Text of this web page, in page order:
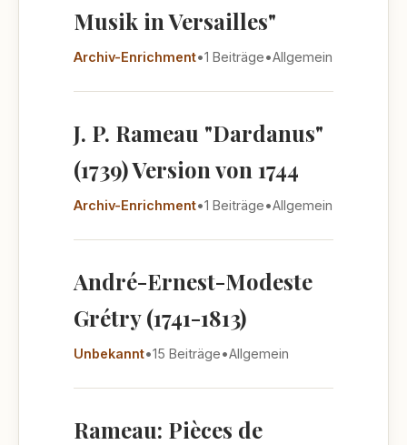
Musik in Versailles"
Archiv-Enrichment•1 Beiträge•Allgemein
J. P. Rameau "Dardanus"
(1739) Version von 1744
Archiv-Enrichment•1 Beiträge•Allgemein
André-Ernest-Modeste
Grétry (1741-1813)
Unbekannt•15 Beiträge•Allgemein
Rameau: Pièces de